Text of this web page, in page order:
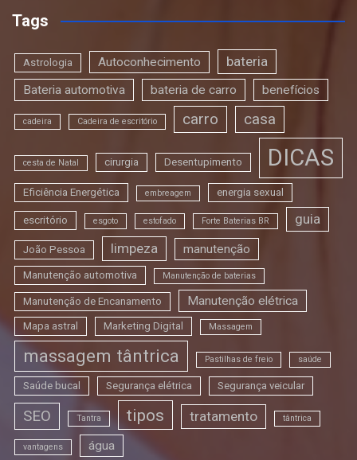
Tags
Astrologia Autoconhecimento bateria
Bateria automotiva bateria de carro benefícios
cadeira Cadeira de escritório carro casa
cesta de Natal cirurgia Desentupimento DICAS
Eficiência Energética embreagem energia sexual
escritório esgoto estofado Forte Baterias BR guia
João Pessoa limpeza manutenção
Manutenção automotiva Manutenção de baterias
Manutenção de Encanamento Manutenção elétrica
Mapa astral Marketing Digital Massagem
massagem tântrica Pastilhas de freio saúde
Saúde bucal Segurança elétrica Segurança veicular
SEO Tantra tipos tratamento tântrica
vantagens água